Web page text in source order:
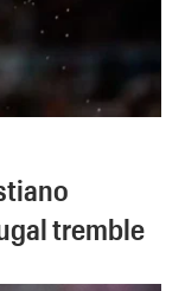
tremble